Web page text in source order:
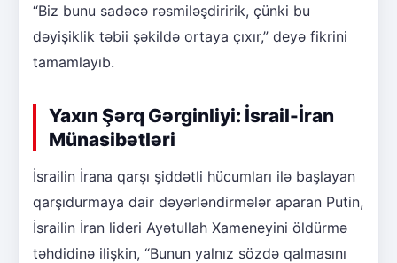
“Biz bunu sadəcə rəsmiləşdiririk, çünki bu
dəyişiklik təbii şəkildə ortaya çıxır,” deyə fikrini
tamamlayıb.
Yaxın Şərq Gərginliyi: İsrail-İran
Münasibətləri
İsrailin İrana qarşı şiddətli hücumları ilə başlayan
qarşıdurmaya dair dəyərləndirmələr aparan Putin,
İsrailin İran lideri Ayətullah Xameneyini öldürmə
təhdidinə ilişkin, “Bunun yalnız sözdə qalmasını